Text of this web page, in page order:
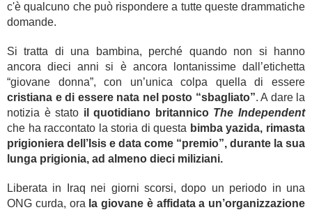
c'è qualcuno che può rispondere a tutte queste drammatiche
domande.
Si tratta di una bambina, perché quando non si hanno
ancora dieci anni si è ancora lontanissime dall’etichetta
“giovane donna”, con un’unica colpa quella di essere
cristiana e di essere nata nel posto “sbagliato”. A dare la
notizia è stato il quotidiano britannico The Independent
che ha raccontato la storia di questa bimba yazida, rimasta
prigioniera dell’Isis e data come “premio”, durante la sua
lunga prigionia, ad almeno dieci miliziani.
Liberata in Iraq nei giorni scorsi, dopo un periodo in una
ONG curda, ora la giovane è affidata a un’organizzazione